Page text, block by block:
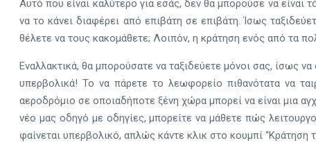
Αυτό που είναι καλύτερο για εσάς, δεν θα μπορούσε να είναι
να το κάνει διαφέρει από επιβάτη σε επιβάτη. Ίσως
θέλετε να τους κακομάθετε; Λοιπόν, η κράτηση ενός από τα
Εναλλακτικά, θα μπορούσατε να ταξιδεύετε μόνοι σας, ίσως
υπερβολικά! Το να πάρετε το λεωφορείο πιθανότατα να
αεροδρόμιο σε οποιαδήποτε ξένη χώρα μπορεί να είναι μια
νέο μας οδηγό με οδηγίες, μπορείτε να μάθετε πώς
φαίνεται υπερβολικό, απλώς κάντε κλικ στο κουμπί